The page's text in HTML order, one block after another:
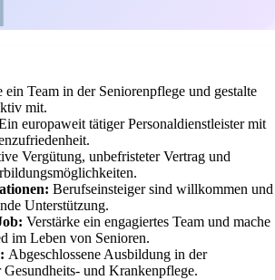
ein Team in der Seniorenpflege und gestalte
mit.
europaweit tätiger Personaldienstleister mit
Vergütung, unbefristeter Vertrag und
Berufseinsteiger sind willkommen und
Unterstützung.
Verstärke ein engagiertes Team und mache
im Leben von Senioren.
Abgeschlossene Ausbildung in der
und Krankenpflege.